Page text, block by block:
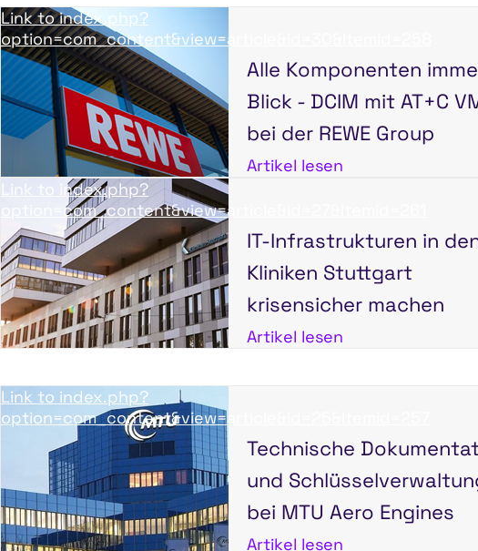
Link to index.php?
option=com_content&view=article&id=30&Itemid=258
Alle Komponenten
Blick - DCIM mit AT+C
bei der REWE Group
Artikel lesen
Link to index.php?
option=com_content&view=article&id=27&Itemid=261
IT-Infrastrukturen in
Kliniken Stuttgart
krisensicher machen
Artikel lesen
Link to index.php?
option=com_content&view=article&id=25&Itemid=257
Technische
und
bei MTU Aero Engines
Artikel lesen